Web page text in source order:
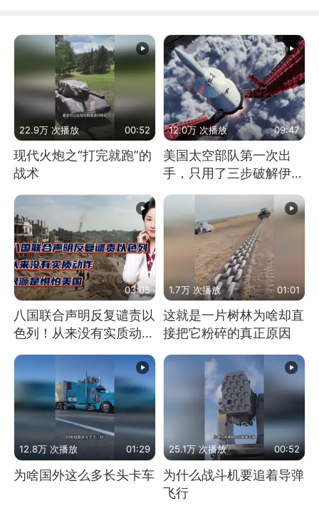
22.9万 次播放 00:52
现代火炮之“打完就跑”的
战术
12.0万 次播放 09:47
美国太空部队第一次出
手，只用了三步破解伊朗
防空
03:05
八国联合声明反复谴责以
色列！从来没有实质动
1.7万 次播放 01:01
这就是一片树林为啥却直
接把它粉碎的真正原因
12.8万 次播放 01:29
为啥国外这么多长头卡车
25.1万 次播放 00:52
为什么战斗机要追着导弹
飞行